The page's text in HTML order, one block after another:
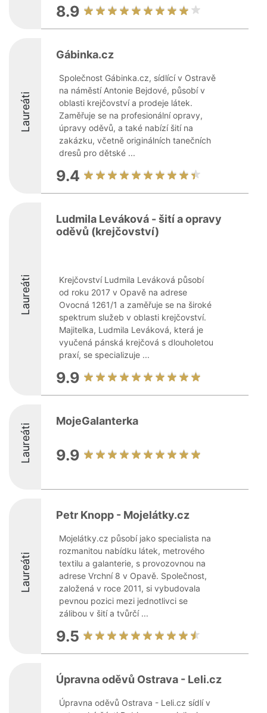
8.9
Laureáti
Gábinka.cz
Společnost Gábinka.cz, sídlící v Ostravě
na náměstí Antonie Bejdové, působí v
oblasti krejčovství a prodeje látek.
Zaměřuje se na profesionální opravy,
úpravy oděvů, a také nabízí šití na
zakázku, včetně originálních tanečních
dresů pro dětské ...
9.4
Laureáti
Ludmila Leváková - šití a opravy
oděvů (krejčovství)
Krejčovství Ludmila Leváková působí
od roku 2017 v Opavě na adrese
Ovocná 1261/1 a zaměřuje se na široké
spektrum služeb v oblasti krejčovství.
Majitelka, Ludmila Leváková, která je
vyučená pánská krejčová s dlouholetou
praxí, se specializuje ...
9.9
Laureáti
MojeGalanterka
9.9
Laureáti
Petr Knopp - Mojelátky.cz
Mojelátky.cz působí jako specialista na
rozmanitou nabídku látek, metrového
textilu a galanterie, s provozovnou na
adrese Vrchní 8 v Opavě. Společnost,
založená v roce 2011, si vybudovala
pevnou pozici mezi jednotlivci se
zálibou v šití a tvůrčí ...
9.5
Úpravna oděvů Ostrava - Leli.cz
Úpravna oděvů Ostrava - Leli.cz sídlí v